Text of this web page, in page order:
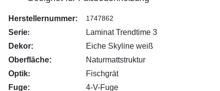
Herstellernummer: 1747862
Serie:
Laminat Trendtime 3
Dekor:
Eiche Skyline weiß
Oberfläche:
Naturmattstruktur
Optik:
Fischgrät
Fuge:
4-V-Fuge